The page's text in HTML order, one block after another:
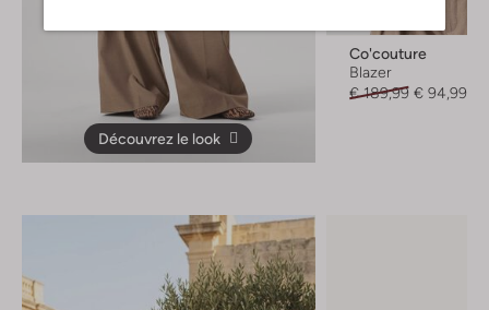
Découvrez le look
Co'couture
Blazer
€ 189,99 € 94,99